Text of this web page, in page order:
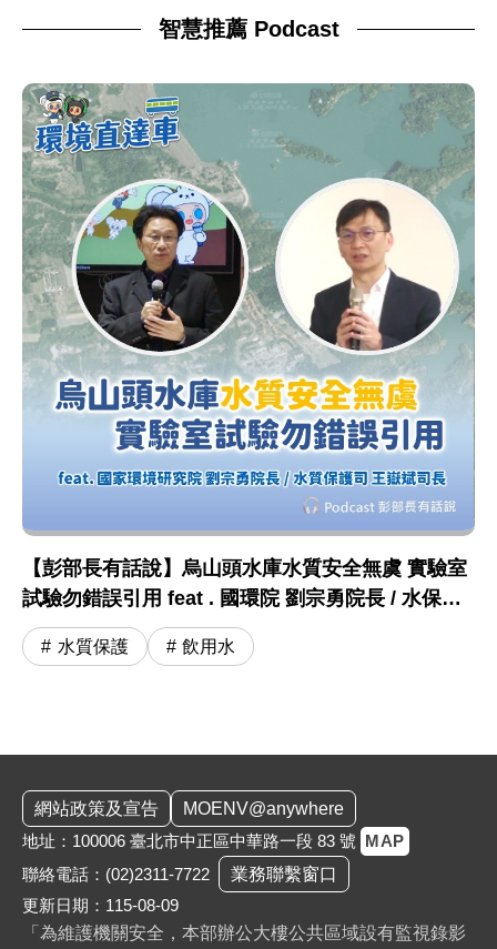
智慧推薦 Podcast
【彭部長有話說】烏山頭水庫水質安全無虞 實驗室
試驗勿錯誤引用 feat . 國環院 劉宗勇院長 / 水保司
王嶽斌司長
水質保護 飲用水
網站政策及宣告
MOENV@anywhere
地址：100006 臺北市中正區中華路一段 83 號 MAP
聯絡電話： (02)2311-7722
業務聯繫窗口
更新日期：115-08-09
「為維護機關安全，本部辦公大樓公共區域設有監視錄影